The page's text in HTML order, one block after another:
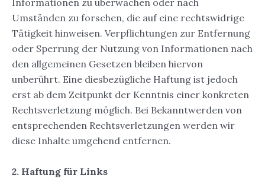
Umständen zu forschen, die auf eine rechtswidrige
Tätigkeit hinweisen. Verpflichtungen zur Entfernung
oder Sperrung der Nutzung von Informationen nach
den allgemeinen Gesetzen bleiben hiervon
unberührt. Eine diesbezügliche Haftung ist jedoch
erst ab dem Zeitpunkt der Kenntnis einer konkreten
Rechtsverletzung möglich. Bei Bekanntwerden von
entsprechenden Rechtsverletzungen werden wir
diese Inhalte umgehend entfernen.
2. Haftung für Links